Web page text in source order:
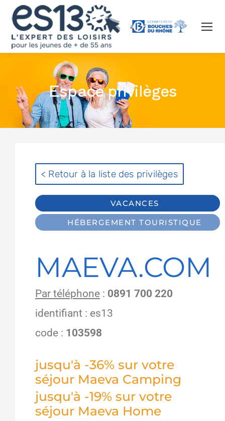
Espace privilèges
< Retour à la liste des privilèges
VACANCES
HÉBERGEMENT TOURISTIQUE
MAEVA.COM
Par téléphone : 0891 700 220
identifiant : es13
code : 103598
jusqu'à -36% sur votre
séjour Maeva Camping
jusqu'à -19% sur votre
séjour Maeva Home